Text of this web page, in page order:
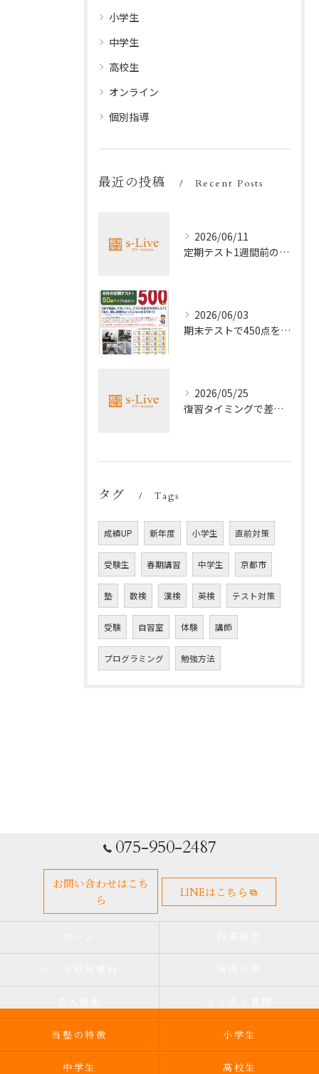
小学生
中学生
高校生
オンライン
個別指導
最近の投稿 Recent Posts
2026/06/11
定期テスト1週間前の効率暗記法
2026/06/03
期末テストで450点を取る勉強法
2026/05/25
復習タイミングで差がつく勉強法
タグ Tags
成績UP 新年度 小学生 直前対策
受験生 春期講習 中学生 京都市
塾 数検 漢検 英検 テスト対策
受験 自習室 体験 講師
プログラミング 勉強方法
075-950-2487
お問い合わせはこち
ら
LINEはこちら
当塾の特徴 小学生
中学生 高校生